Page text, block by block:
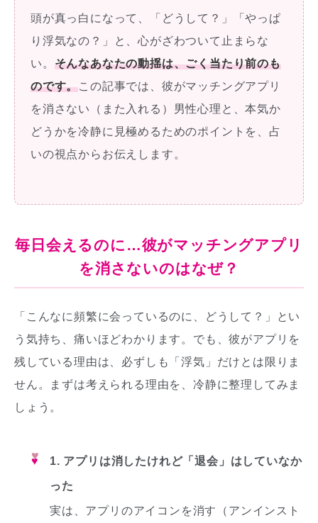
頭が真っ白になって、「どうして？」「やっぱ
り浮気なの？」と、心がざわついて止まらな
い。 そんなあなたの動揺は、ごく当たり前のも
のです。この記事では、彼がマッチングアプリ
を消さない（また入れる）男性心理と、本気か
どうかを冷静に見極めるためのポイントを、占
いの視点からお伝えします。
毎日会えるのに…彼がマッチングアプリ
を消さないのはなぜ？
「こんなに頻繁に会っているのに、どうして？」とい
う気持ち、痛いほどわかります。でも、彼がアプリを
残している理由は、必ずしも「浮気」だけとは限りま
せん。まずは考えられる理由を、冷静に整理してみま
しょう。
♥ 1. アプリは消したけれど「退会」はしていなか
った
実は、アプリのアイコンを消す（アンインスト